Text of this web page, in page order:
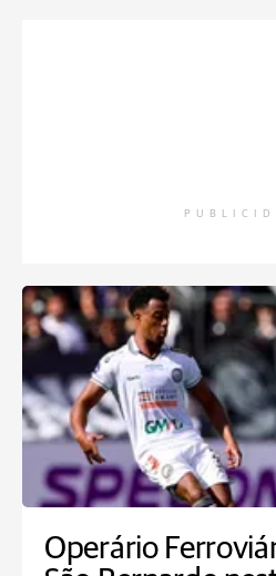
Operário